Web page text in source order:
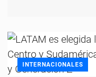
INTERNACIONALES